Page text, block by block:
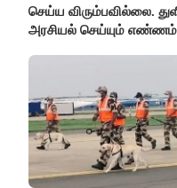
செய்ய விரும்பவில்லை.
அரசியல் செய்யும்